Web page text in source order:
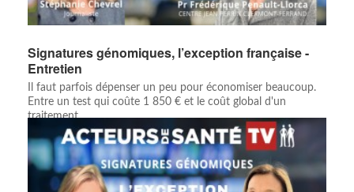
Signatures génomiques, l’exception française -
Entretien
Il faut parfois dépenser un peu pour économiser beaucoup.
Entre un test qui coûte 1 850 € et le coût global d'un
traitement ...